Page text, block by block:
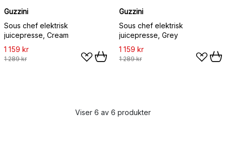
Guzzini
Sous chef elektrisk
juicepresse, Cream
1 159 kr
1 289 kr
Guzzini
Sous chef elektrisk
juicepresse, Grey
1 159 kr
1 289 kr
Viser 6 av 6 produkter